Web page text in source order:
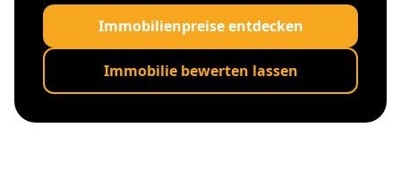
Immobilienpreise entdecken
Immobilie bewerten lassen